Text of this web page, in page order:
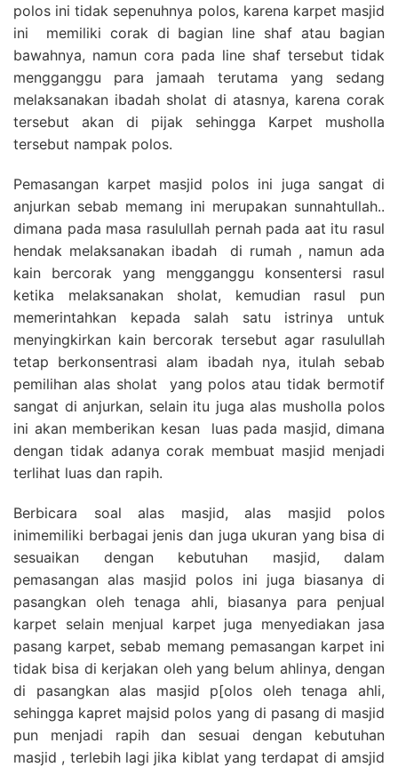
polos ini tidak sepenuhnya polos, karena karpet masjid
ini memiliki corak di bagian line shaf atau bagian
bawahnya, namun cora pada line shaf tersebut tidak
mengganggu para jamaah terutama yang sedang
melaksanakan ibadah sholat di atasnya, karena corak
tersebut akan di pijak sehingga Karpet musholla
tersebut nampak polos.
Pemasangan karpet masjid polos ini juga sangat di
anjurkan sebab memang ini merupakan sunnahtullah..
dimana pada masa rasulullah pernah pada aat itu rasul
hendak melaksanakan ibadah di rumah , namun ada
kain bercorak yang mengganggu konsentersi rasul
ketika melaksanakan sholat, kemudian rasul pun
memerintahkan kepada salah satu istrinya untuk
menyingkirkan kain bercorak tersebut agar rasulullah
tetap berkonsentrasi alam ibadah nya, itulah sebab
pemilihan alas sholat yang polos atau tidak bermotif
sangat di anjurkan, selain itu juga alas musholla polos
ini akan memberikan kesan luas pada masjid, dimana
dengan tidak adanya corak membuat masjid menjadi
terlihat luas dan rapih.
Berbicara soal alas masjid, alas masjid polos
inimemiliki berbagai jenis dan juga ukuran yang bisa di
sesuaikan dengan kebutuhan masjid, dalam
pemasangan alas masjid polos ini juga biasanya di
pasangkan oleh tenaga ahli, biasanya para penjual
karpet selain menjual karpet juga menyediakan jasa
pasang karpet, sebab memang pemasangan karpet ini
tidak bisa di kerjakan oleh yang belum ahlinya, dengan
di pasangkan alas masjid p[olos oleh tenaga ahli,
sehingga kapret majsid polos yang di pasang di masjid
pun menjadi rapih dan sesuai dengan kebutuhan
masjid , terlebih lagi jika kiblat yang terdapat di amsjid